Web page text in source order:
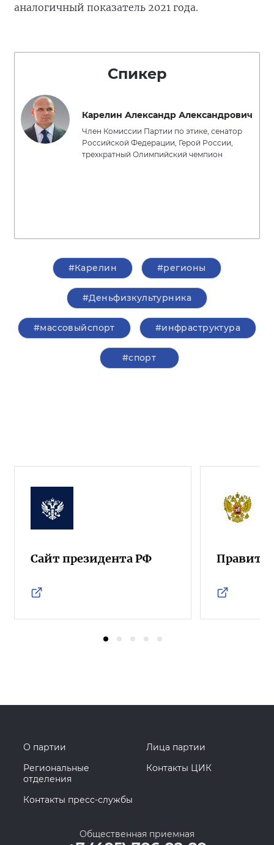
аналогичный показатель 2021 года.
Спикер
Карелин Александр Александрович
Член Комиссии Партии по этике, сенатор
Российской Федерации, Герой России,
трехкратный Олимпийский чемпион
#Карелин #регионы
#Деньфизкультурника
#массовыйспорт #инфраструктура
#спорт
Сайт президента РФ
О партии
Лица партии
Региональные
отделения
Контакты ЦИК
Контакты пресс-службы
Общественная приемная